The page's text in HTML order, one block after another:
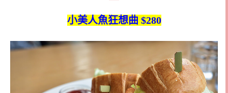
小美人魚狂想曲 $280